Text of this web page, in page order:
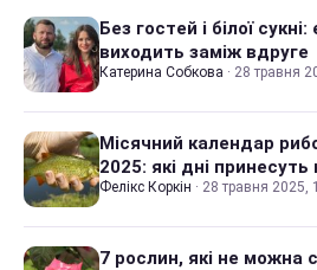
Без гостей і білої
виходить заміж вдруге
Катерина Собкова · 28 травня
Місячний календар
2025: які дні
Фелікс Коркін · 28 травня 2025,
7 рослин, які не можна